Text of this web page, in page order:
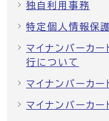
独自利用事務
特定個人情報保
マイナンバーカ
行について
マイナンバーカー
マイナンバーカ